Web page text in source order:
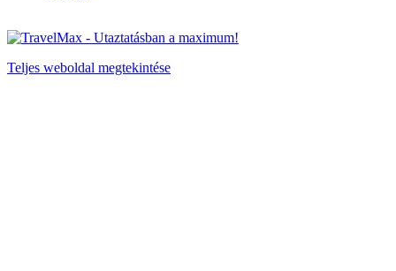
Teljes weboldal megtekintése